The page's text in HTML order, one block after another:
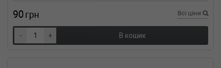
90 грн Всі ціни
- + В кошик